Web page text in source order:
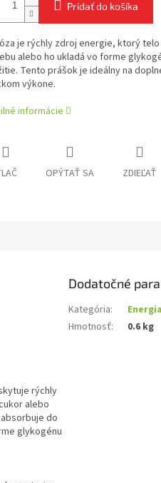
Pridať do košíka
je rýchly zdroj energie, ktorý
alebo ho ukladá vo forme
Tento prášok je ideálny na
výkone.
informácie
OPÝTAŤ SA ZDIEĽAŤ
rýchly
alebo
do
glykogénu
Dodatočné
Kategória:
Energia
Hmotnosť: 0.6 kg